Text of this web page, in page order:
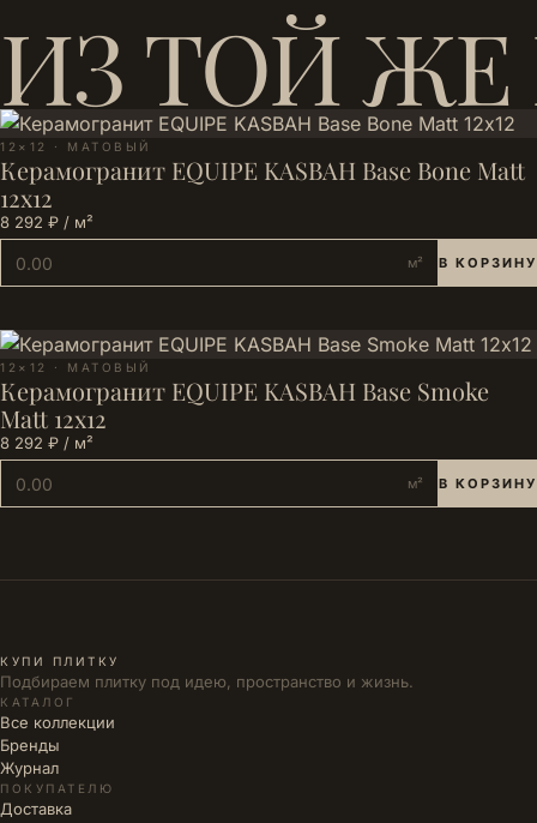
ИЗ ТОЙ ЖЕ
12×12 · МАТОВЫЙ
Керамогранит EQUIPE KASBAH Base Bone Matt
12х12
8 292 ₽ / м²
м² В КОРЗИНУ
12×12 · МАТОВЫЙ
Керамогранит EQUIPE KASBAH Base Smoke
Matt 12х12
8 292 ₽ / м²
м² В КОРЗИНУ
КУПИ ПЛИТКУ
Подбираем плитку под идею, пространство и жизнь.
КАТАЛОГ
Все коллекции
Бренды
Журнал
ПОКУПАТЕЛЮ
Доставка